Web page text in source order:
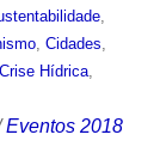
,
, Cidades,
Crise Hídrica,
Eventos 2018